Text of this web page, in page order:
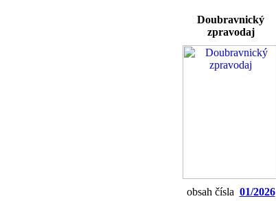
Doubravnický
zpravodaj
obsah čísla 01/2026